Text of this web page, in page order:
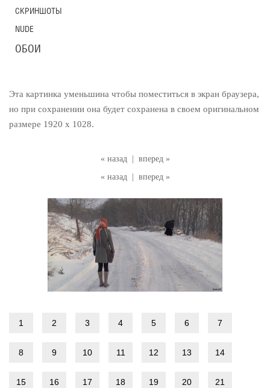
« назад
вперед »
« назад
вперед »
Эта картинка уменьшина чтобы поместиться в экран браузера,
но при сохранении она будет сохранена в своем оригинальном
размере 1920 x 1028.
1 2 3 4 5 6 7
8 9 10 11 12 13 14
15 16 17 18 19 20 21
СКРИНШОТЫ
NUDE
ОБОИ